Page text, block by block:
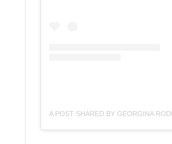
A POST SHARED BY GEORGINA